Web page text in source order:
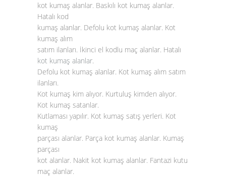
kot kumaş alanlar. Baskılı kot kumaş alanlar.
Hatalı kod
kumaş alanlar. Defolu kot kumaş alanlar. Kot
kumaş alım
satım ilanları. İkinci el kodlu maç alanlar. Hatalı
kot kumaş alanlar.
Defolu kot kumaş alanlar. Kot kumaş alım satım
ilanları.
Kot kumaş kim alıyor. Kurtuluş kimden alıyor.
Kot kumaş satanlar.
Kutlaması yapılır. Kot kumaş satış yerleri. Kot
kumaş
parçası alanlar. Parça kot kumaş alanlar. Kumaş
parçası
kot alanlar. Nakit kot kumaş alanlar. Fantazi kutu
maç alanlar.